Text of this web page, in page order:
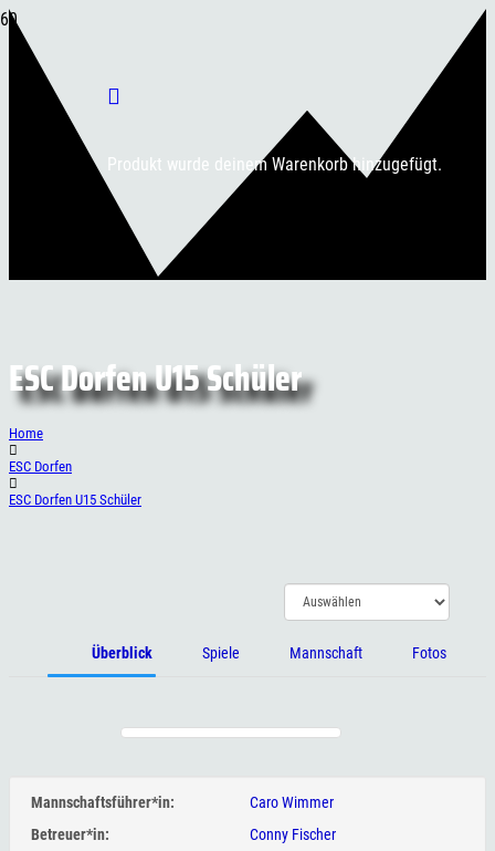
Produkt wurde deinem Warenkorb hinzugefügt.
ESC Dorfen U15 Schüler
Home
ESC Dorfen
ESC Dorfen U15 Schüler
Überblick Spiele Mannschaft Fotos
Mannschaftsführer*in:
Caro Wimmer
Betreuer*in:
Conny Fischer